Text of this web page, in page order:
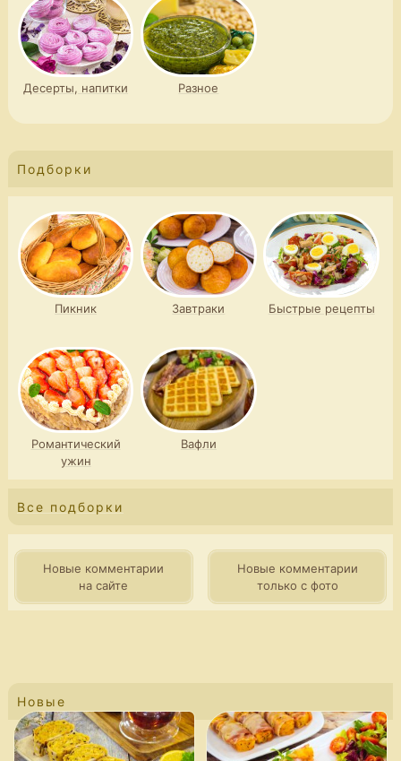
Десерты, напитки Разное
Подборки
Пикник Завтраки Быстрые рецепты
Романтический
ужин
Вафли
Все подборки
Новые комментарии
на сайте
Новые комментарии
только с фото
Новые